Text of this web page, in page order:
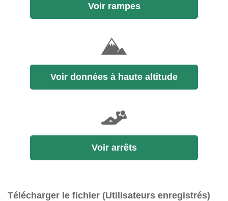
Voir rampes
Voir données à haute altitude
Voir arrêts
Télécharger le fichier (Utilisateurs enregistrés)